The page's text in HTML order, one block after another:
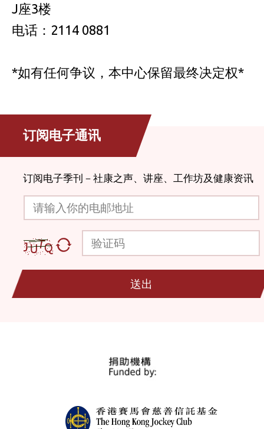
J座3楼
电话：2114 0881
*如有任何争议，本中心保留最终决定权*
订阅电子通讯
订阅电子季刊－社康之声、讲座、工作坊及健康资讯
请输入你的电邮地址
验证码
送出